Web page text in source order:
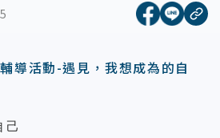
[另開新
[另開
複
導活動-遇見，我想成為的自
己